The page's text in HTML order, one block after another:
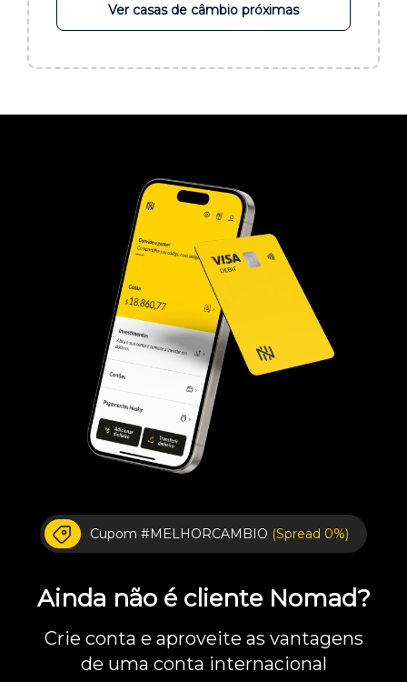
Ver casas de câmbio próximas
Cupom #MELHORCAMBIO (Spread 0%)
Ainda não é cliente Nomad?
Crie conta e aproveite as vantagens
de uma conta internacional